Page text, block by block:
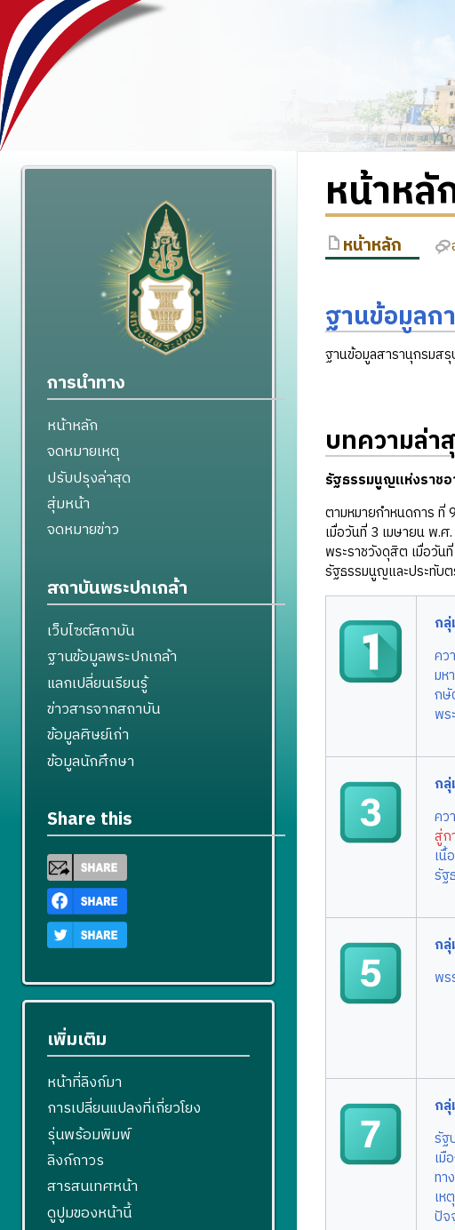
หน้าหลั
หน้าหลัก
ฐานข้อมูลก
ฐานข้อมูลสารานุกรมส
บทความล่า
รัฐธรรมนูญแห่งราช
ตามหมายกำหนดการ ที่
เมื่อวันที่ 3 เมษายน พ.
พระราชวังดุสิต เมื่อวัน
รัฐธรรมนูญและประทับ
กลุ่
คว
มห
กษั
พร
ก
คว
สู่ก
เนื้
รัฐ
กลุ่
พร
กลุ่
รัฐ
เมื
ทา
เห
ปัจ
การนำทาง
หน้าหลัก
จดหมายเหตุ
ปรับปรุงล่าสุด
สุ่มหน้า
จดหมายข่าว
สถาบันพระปกเกล้า
เว็บไซต์สถาบัน
ฐานข้อมูลพระปกเกล้า
แลกเปลี่ยนเรียนรู้
ข่าวสารจากสถาบัน
ข้อมูลศิษย์เก่า
ข้อมูลนักศึกษา
Share this
เพิ่มเติม
หน้าที่ลิงก์มา
การเปลี่ยนแปลงที่เกี่ยวโยง
รุ่นพร้อมพิมพ์
ลิงก์ถาวร
สารสนเทศหน้า
ดูปูมของหน้านี้